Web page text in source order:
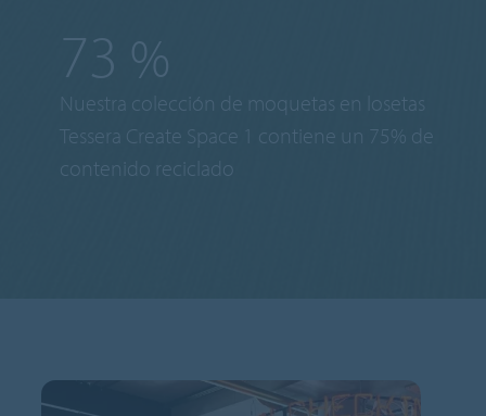
75 %
Nuestra colección de moquetas en losetas
Tessera Create Space 1 contiene un 75% de
contenido reciclado